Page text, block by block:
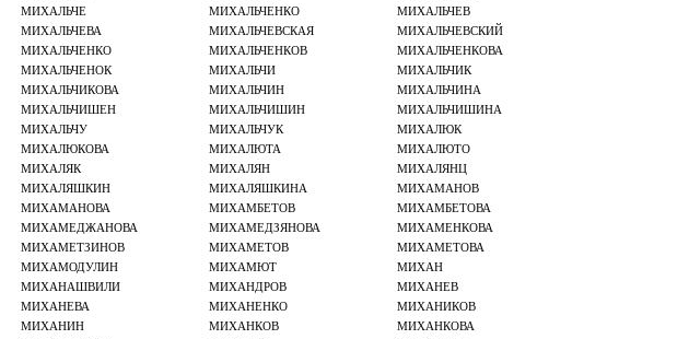
МИХАЛЬЧЕ
МИХАЛЬЧЕHКО
МИХАЛЬЧЕВ
МИХАЛЬЧЕВА
МИХАЛЬЧЕВСКАЯ
МИХАЛЬЧЕВСКИЙ
МИХАЛЬЧЕНКО
МИХАЛЬЧЕНКОВ
МИХАЛЬЧЕНКОВА
МИХАЛЬЧЕНОК
МИХАЛЬЧИ
МИХАЛЬЧИК
МИХАЛЬЧИКОВА
МИХАЛЬЧИН
МИХАЛЬЧИНА
МИХАЛЬЧИШЕН
МИХАЛЬЧИШИН
МИХАЛЬЧИШИНА
МИХАЛЬЧУ
МИХАЛЬЧУК
МИХАЛЮК
МИХАЛЮКОВА
МИХАЛЮТА
МИХАЛЮТО
МИХАЛЯК
МИХАЛЯН
МИХАЛЯНЦ
МИХАЛЯШКИН
МИХАЛЯШКИНА
МИХАМАНОВ
МИХАМАНОВА
МИХАМБЕТОВ
МИХАМБЕТОВА
МИХАМЕДЖАНОВА
МИХАМЕДЗЯНОВА
МИХАМЕНКОВА
МИХАМЕТЗИНОВ
МИХАМЕТОВ
МИХАМЕТОВА
МИХАМОДУЛИН
МИХАМЮТ
МИХАН
МИХАНАШВИЛИ
МИХАНДРОВ
МИХАНЕВ
МИХАНЕВА
МИХАНЕНКО
МИХАНИКОВ
МИХАНИН
МИХАНКОВ
МИХАНКОВА